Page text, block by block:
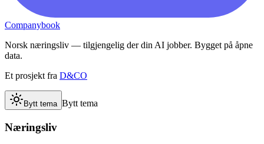
Companybook
Norsk næringsliv — tilgjengelig der din AI jobber. Bygget på åpne
data.
Et prosjekt fra D&CO
Bytt tema Bytt tema
Næringsliv